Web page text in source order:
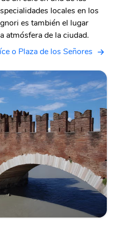
locales en los
es también el lugar
atmósfera de la ciudad.
o Plaza de los Señores